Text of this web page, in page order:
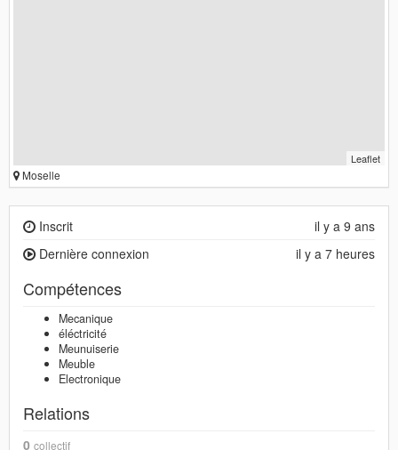
Leaflet
Moselle
il y a 9 ans
Inscrit
il y a 7 heures
Dernière connexion
Compétences
Mecanique
éléctricité
Meunuiserie
Meuble
Electronique
Relations
0 collectif